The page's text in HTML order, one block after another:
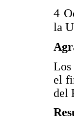
4
la
Los
el
del